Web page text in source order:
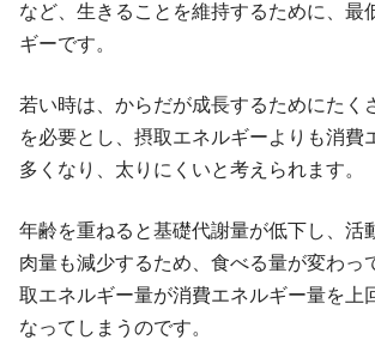
など、生きることを維持するために、最
ギーです。
若い時は、からだが成長するためにたく
を必要とし、摂取エネルギーよりも消費
多くなり、太りにくいと考えられます。
年齢を重ねると基礎代謝量が低下し、活
肉量も減少するため、食べる量が変わっ
取エネルギー量が消費エネルギー量を上
なってしまうのです。